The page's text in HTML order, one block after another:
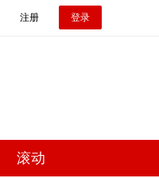
注册 登录
滚动